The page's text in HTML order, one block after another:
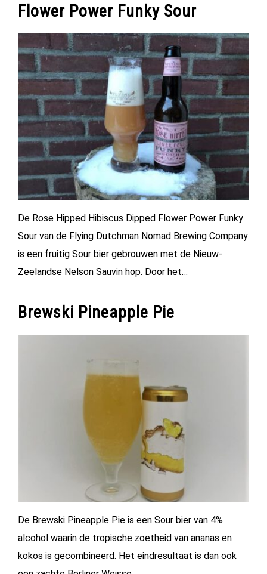
Flower Power Funky Sour
De Rose Hipped Hibiscus Dipped Flower Power Funky
Sour van de Flying Dutchman Nomad Brewing Company
is een fruitig Sour bier gebrouwen met de Nieuw-
Zeelandse Nelson Sauvin hop. Door het…
Brewski Pineapple Pie
De Brewski Pineapple Pie is een Sour bier van 4%
alcohol waarin de tropische zoetheid van ananas en
kokos is gecombineerd. Het eindresultaat is dan ook